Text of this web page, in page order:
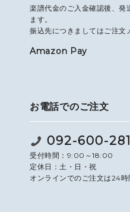
楽譜代金のご入金確認後、発
ます。
振込先につきましてはご注文
Amazon Pay
お電話でのご注文
092-600-
受付時間：9:00～18:00
定休日：土・日・祝
オンラインでのご注文は24時